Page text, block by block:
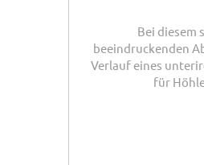
Bei diesem
beeindruckenden
Verlauf eines
für